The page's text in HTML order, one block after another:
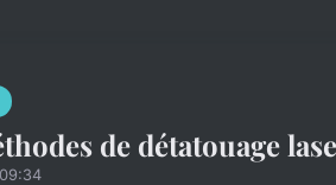
de détatouage